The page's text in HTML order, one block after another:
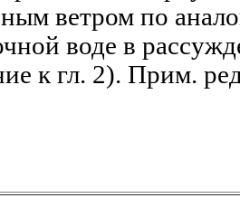
ветром по
воде в
к гл. 2). Прим.